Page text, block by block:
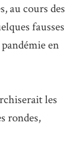
au cours des
fausses
en
les
rondes,